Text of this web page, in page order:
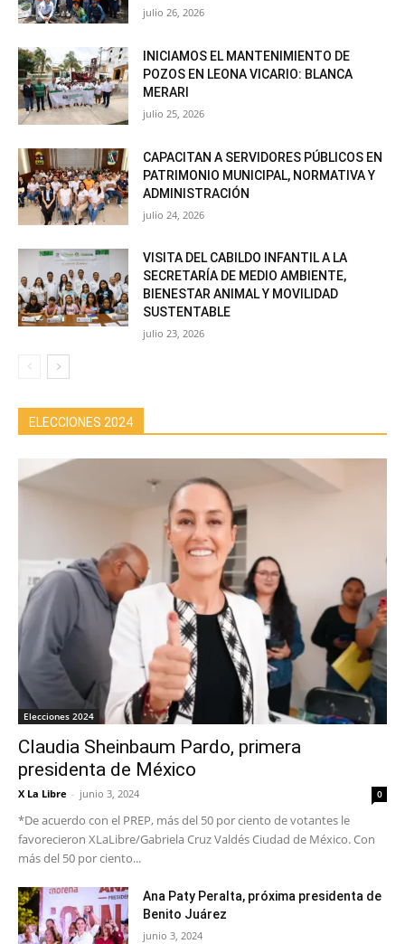
julio 26, 2026
INICIAMOS EL MANTENIMIENTO DE
POZOS EN LEONA VICARIO: BLANCA
MERARI
julio 25, 2026
CAPACITAN A SERVIDORES PÚBLICOS EN
PATRIMONIO MUNICIPAL, NORMATIVA Y
ADMINISTRACIÓN
julio 24, 2026
VISITA DEL CABILDO INFANTIL A LA
SECRETARÍA DE MEDIO AMBIENTE,
BIENESTAR ANIMAL Y MOVILIDAD
SUSTENTABLE
julio 23, 2026
ELECCIONES 2024
Elecciones 2024
Claudia Sheinbaum Pardo, primera
presidenta de México
X La Libre - junio 3, 2024 0
*De acuerdo con el PREP, más del 50 por ciento de votantes le
favorecieron XLaLibre/Gabriela Cruz Valdés Ciudad de México. Con
más del 50 por ciento...
Ana Paty Peralta, próxima presidenta de
Benito Juárez
junio 3, 2024